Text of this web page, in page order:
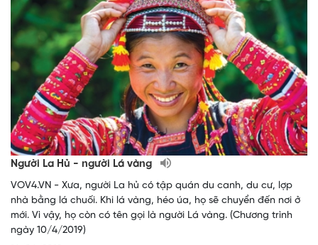
Người La Hủ - người Lá vàng
VOV4.VN - Xưa, người La hủ có tập quán du canh, du cư, lợp
nhà bằng lá chuối. Khi lá vàng, héo úa, họ sẽ chuyển đến nơi ở
mới. Vì vậy, họ còn có tên gọi là người Lá vàng. (Chương trình
ngày 10/4/2019)